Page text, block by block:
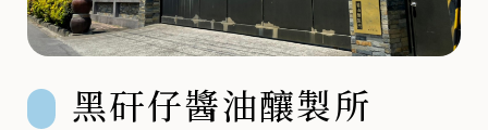
黑矸仔醬油釀製所